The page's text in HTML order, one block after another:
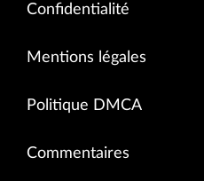
Confidentialité
Mentions légales
Politique DMCA
Commentaires